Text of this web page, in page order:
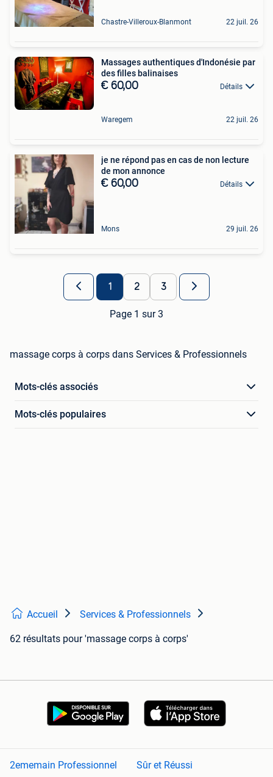
Chastre-Villeroux-Blanmont 22 juil. 26
Massages authentiques d'Indonésie par
des filles balinaises
€ 60,00 Détails
Waregem 22 juil. 26
je ne répond pas en cas de non lecture
de mon annonce
€ 60,00 Détails
Mons 29 juil. 26
1 2 3
Page 1 sur 3
massage corps à corps dans Services & Professionnels
Mots-clés associés
Mots-clés populaires
Accueil Services & Professionnels
62 résultats pour 'massage corps à corps'
2ememain Professionnel Sûr et Réussi